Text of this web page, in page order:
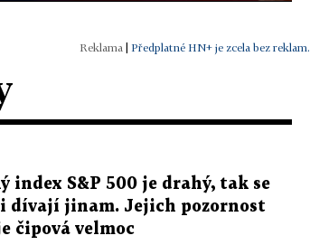
Předplatné HN+ je zcela bez reklam.
index S&P 500 je drahý, tak se
dívají jinam. Jejich pozornost
čipová velmoc